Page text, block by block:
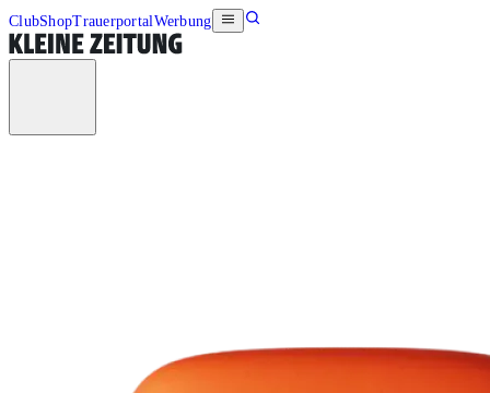
ClubShopTrauerportalWerbung